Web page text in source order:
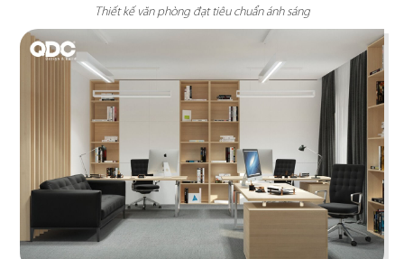
INCICO
Phong cách hiện đại, nội thất hướng đến sự đơn
giản và tinh gọn mang lại một môi trường làm
việc thoải mái
Chi tiết
Thiết kế văn phòng đạt tiêu chuẩn ánh sáng